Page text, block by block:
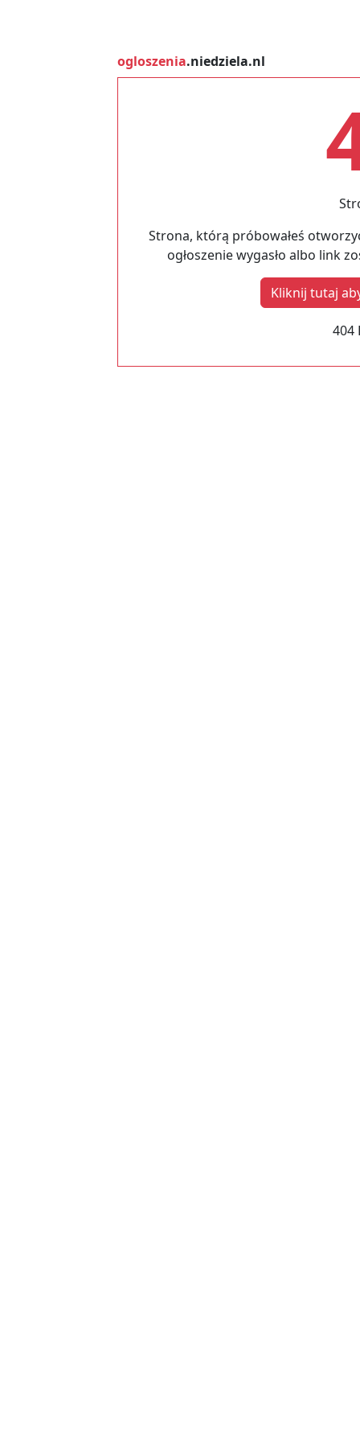
ogloszenia.niedziela.nl
Strona, którą próbowałeś
ogłoszenie wygasło albo link
Kliknij tutaj
404